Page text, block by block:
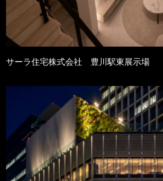
サーラ住宅株式会社 豊川駅東展示場